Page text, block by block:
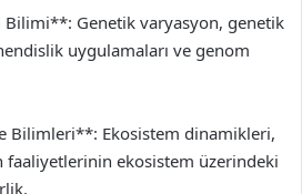
Genetik varyasyon, genetik
uygulamaları ve genom
Bilimleri**: Ekosistem dinamikleri,
ekosistem üzerindeki